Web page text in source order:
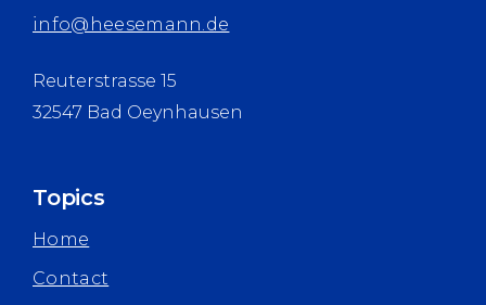
info@heesemann.de
Reuterstrasse 15
32547 Bad Oeynhausen
Topics
Home
Contact